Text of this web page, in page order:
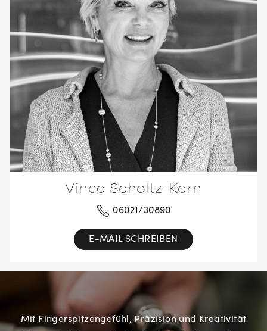
Vinca Scholtz-Kern
06021/30890
E-MAIL SCHREIBEN
Mit Fingerspitzengefühl, Präzision und Kreativität